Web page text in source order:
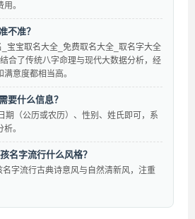
。
不准？
宝宝取名大全_免费取名大全_取名字大全
合了传统八字命理与现代大数据分析，经
意度都相当高。
要什么信息？
期（公历或农历）、性别、姓氏即可，系
。
名字流行什么风格？
字流行古典诗意风与自然清新风，注重